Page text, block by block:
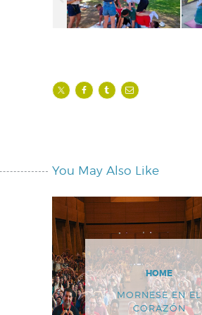
You May Also Like
HOME
MORNESE EN EL
CORAZÓN